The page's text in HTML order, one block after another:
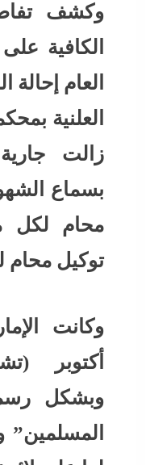
وكشف
الكافية
العام إحالة
العلنية
زالت
بسماع
محام لكل
توكيل محام
وكانت
وبشكل
المسلمين”